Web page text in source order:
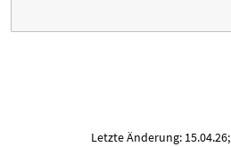
Letzte Änderung: 15.04.26;